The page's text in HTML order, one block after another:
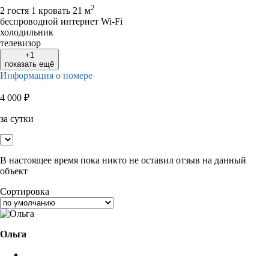
2 гостя 1 кровать 21 м2
беспроводной интернет Wi-Fi
холодильник
телевизор
+1
показать ещё
Информация о номере
4 000 ₽
за сутки
В настоящее время пока никто не оставил отзыв на данный
объект
Сортировка
Ольга